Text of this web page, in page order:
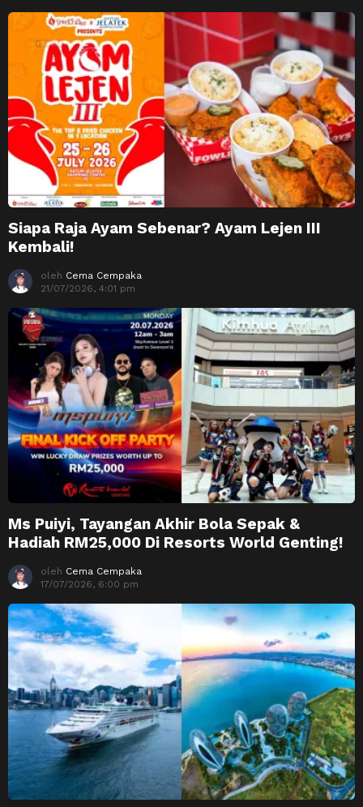
Siapa Raja Ayam Sebenar? Ayam Lejen III
Kembali!
oleh Cema Cempaka
21/07/2026, 4:01 pm
Ms Puiyi, Tayangan Akhir Bola Sepak &
Hadiah RM25,000 Di Resorts World Genting!
oleh Cema Cempaka
17/07/2026, 6:00 pm